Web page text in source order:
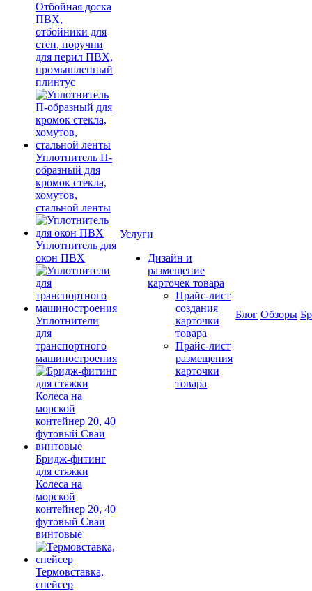
Отбойная доска
ПВХ,
отбойники для
стен, поручни
для перил ПВХ,
промышленный
плинтус
Уплотнитель П-
образный для
кромок стекла,
хомутов,
стальной ленты
Уплотнитель для
окон ПВХ
Уплотнители
для
транспортного
машиностроения
Бридж-фитинг
для стяжки
Колеса на
морской
контейнер 20, 40
футовый Сваи
винтовые
Термовставка,
спейсер
Услуги
Дизайн и
размещение
карточек товара
Прайс-лист
создания
карточки
товара
Прайс-лист
размещения
карточки
товара
Блог Обзоры